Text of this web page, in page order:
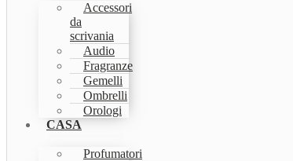
Accessori
da
scrivania
Audio
Fragranze
Gemelli
Ombrelli
Orologi
CASA
Profumatori